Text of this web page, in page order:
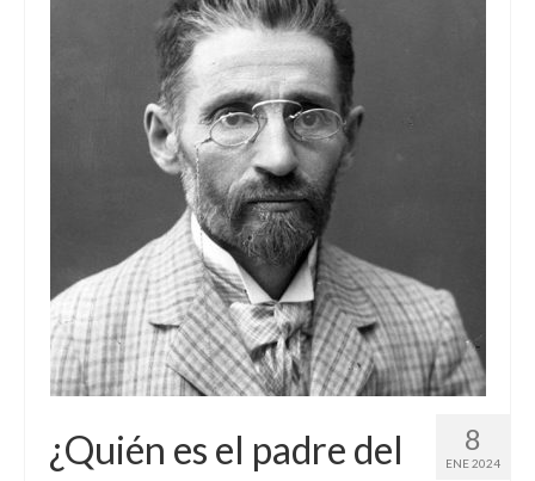
8
ENE 2024
¿Quién es el padre del